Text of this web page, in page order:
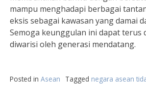
mampu menghadapi berbagai
eksis sebagai kawasan yang damai
Semoga keunggulan ini dapat terus
diwarisi oleh generasi mendatang.
Posted in Asean Tagged negara asean